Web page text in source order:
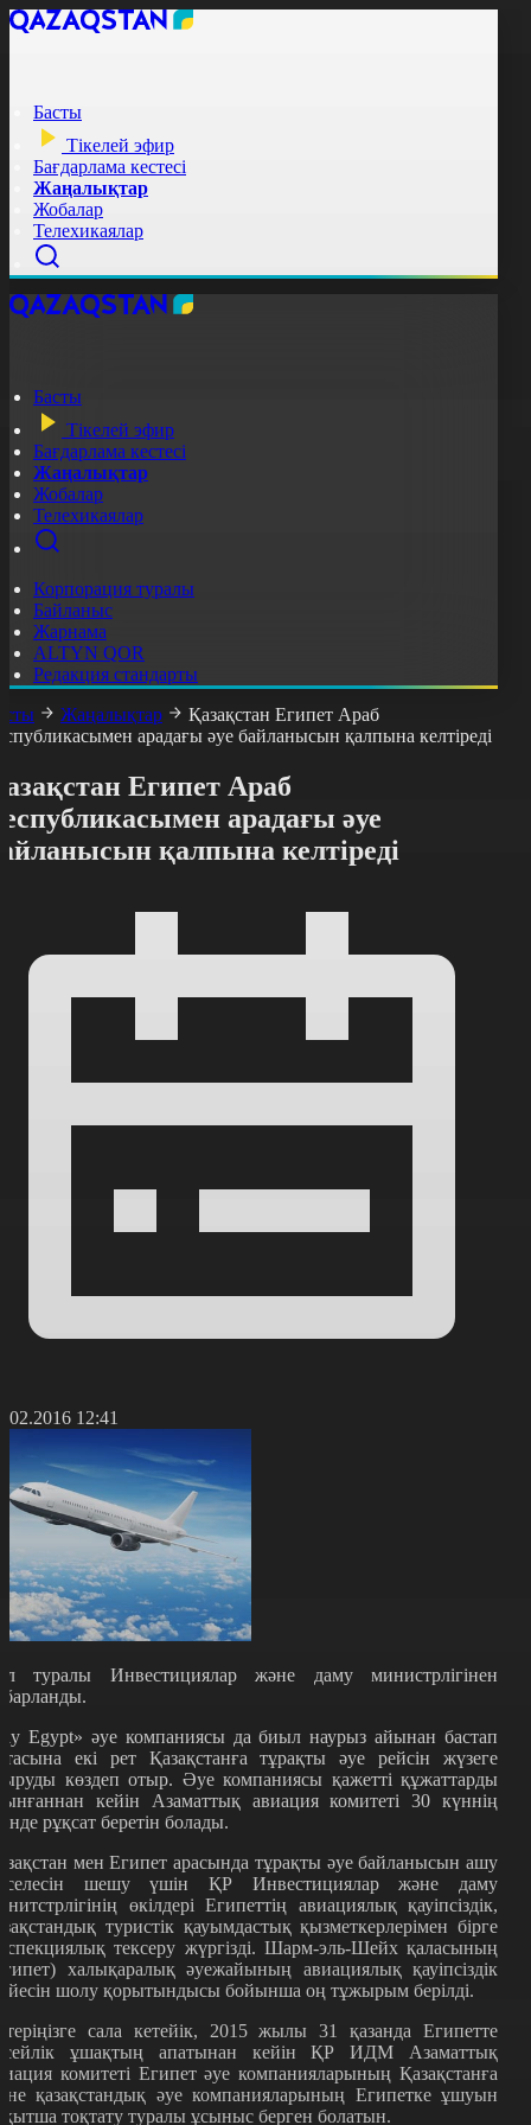
Басты
Тікелей эфир
Бағдарлама кестесі
Жаңалықтар
Жобалар
Телехикаялар
Басты
Тікелей эфир
Бағдарлама кестесі
Жаңалықтар
Жобалар
Телехикаялар
Корпорация туралы
Байланыс
Жарнама
ALTYN QOR
Редакция стандарты
Жаңалықтар
Қазақстан Египет Араб
арадағы әуе байланысын қалпына келтіреді
Египет Араб
арадағы әуе
қалпына келтіреді
12:41
туралы Инвестициялар және даму министрлігінен
Egypt» әуе компаниясы да биыл наурыз айынан бастап
екі рет Қазақстанға тұрақты әуе рейсін жүзеге
көздеп отыр. Әуе компаниясы қажетті құжаттарды
кейін Азаматтық авиация комитеті 30 күннің
рұқсат беретін болады.
мен Египет арасында тұрақты әуе байланысын ашу
шешу үшін ҚР Инвестициялар және даму
өкілдері Египеттің авиациялық қауіпсіздік,
туристік қауымдастық қызметкерлерімен бірге
тексеру жүргізді. Шарм-эль-Шейх қаласының
халықаралық әуежайының авиациялық қауіпсіздік
шолу қорытындысы бойынша оң тұжырым берілді.
сала кетейік, 2015 жылы 31 қазанда Египетте
ұшақтың апатынан кейін ҚР ИДМ Азаматтық
комитеті Египет әуе компанияларының Қазақстанға
қазақстандық әуе компанияларының Египетке ұшуын
тоқтату туралы ұсыныс берген болатын.